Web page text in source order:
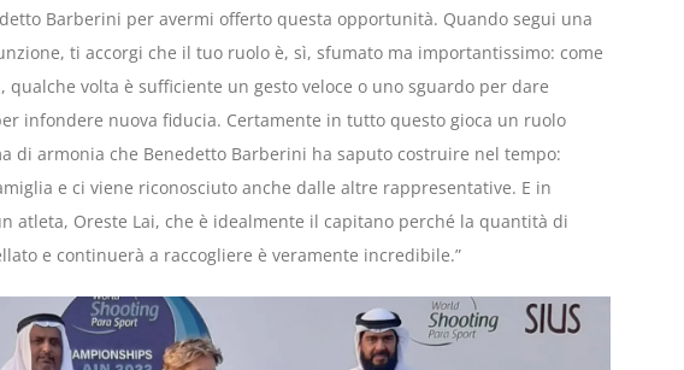
Barberini per avermi offerto questa opportunità. Quando segui una
ti accorgi che il tuo ruolo è, sì, sfumato ma importantissimo: come
qualche volta è sufficiente un gesto veloce o uno sguardo per dare
infondere nuova fiducia. Certamente in tutto questo gioca un ruolo
di armonia che Benedetto Barberini ha saputo costruire nel tempo:
e ci viene riconosciuto anche dalle altre rappresentative. E in
atleta, Oreste Lai, che è idealmente il capitano perché la quantità di
e continuerà a raccogliere è veramente incredibile.”